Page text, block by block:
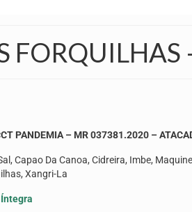
FORQUILHAS
PANDEMIA – MR 037381.2020 –
Capao Da Canoa, Cidreira, Imbe,
Xangri-La